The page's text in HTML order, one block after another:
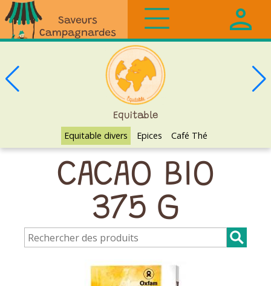
Saveurs
Campagnardes
Equitable
Equitable divers Epices Café Thé
CACAO BIO
375 G